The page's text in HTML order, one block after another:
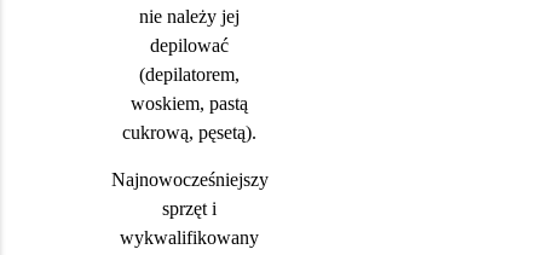
nie należy jej
depilować
(depilatorem,
woskiem, pastą
cukrową, pęsetą).
Najnowocześniejszy
sprzęt i
wykwalifikowany